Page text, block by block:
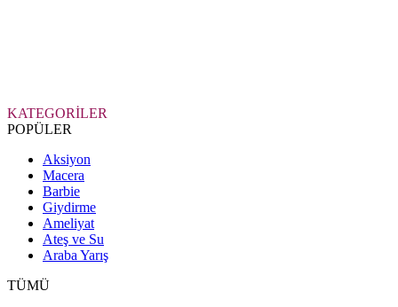
KATEGORİLER
POPÜLER
Aksiyon
Macera
Barbie
Giydirme
Ameliyat
Ateş ve Su
Araba Yarış
TÜMÜ